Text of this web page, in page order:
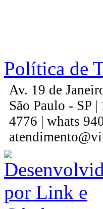
Política de
Av. 19 de
São Paulo - SP
4776 | whats